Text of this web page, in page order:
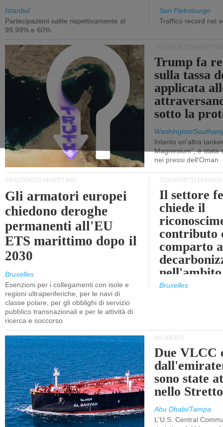
Istanbul
Partecipazioni salite rispettivamente al
99,99% e 60%
San Pietroburgo
Traffico record nel
Trump fa
sulla tassa
applicata
sotto la
Washington/
Intanto un'altra
Magnesium”, è stata
nei pressi dell'Oman
TRASPORTO MARITTIMO
Gli armatori europei
chiedono deroghe
permanenti all'EU
ETS marittimo dopo il
2030
Bruxelles
Esenzioni per i collegamenti con isole e
regioni ultraperiferiche, per le navi di
classe polare, per gli obblighi di servizio
pubblico transnazionali e per le attività di
ricerca e soccorso
TRASPORTO
Il settore
chiede il
contributo
comparto
revisione
Bruxelles
INCIDENTI
Due VLCC
sono state
nello
Abu Dhabi/Tampa
L'U.S. Central